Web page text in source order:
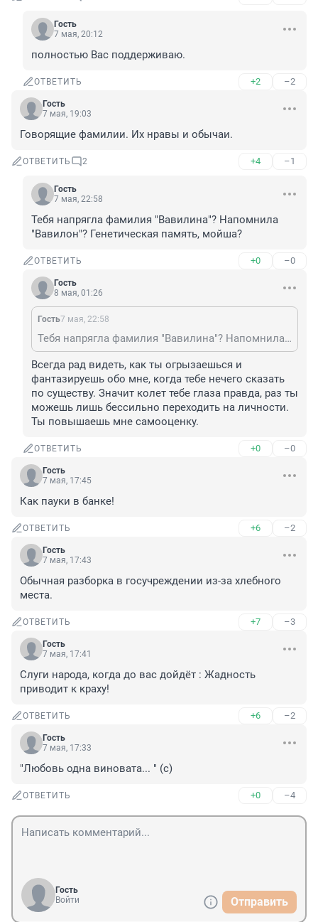
Гость
7 мая, 20:12
полностью Вас поддерживаю.
ОТВЕТИТЬ +2 –2
Гость
7 мая, 19:03
Говорящие фамилии. Их нравы и обычаи.
ОТВЕТИТЬ 2 +4 –1
Гость
7 мая, 22:58
Тебя напрягла фамилия "Вавилина"? Напомнила
"Вавилон"? Генетическая память, мойша?
ОТВЕТИТЬ +0 –0
Гость
8 мая, 01:26
Гость7 мая, 22:58
Тебя напрягла фамилия "Вавилина"? Напомнила "Вавилон"? Генетическая память, мойша?
Всегда рад видеть, как ты огрызаешься и
фантазируешь обо мне, когда тебе нечего сказать
по существу. Значит колет тебе глаза правда, раз ты
можешь лишь бессильно переходить на личности.
Ты повышаешь мне самооценку.
ОТВЕТИТЬ +0 –0
Гость
7 мая, 17:45
Как пауки в банке!
ОТВЕТИТЬ +6 –2
Гость
7 мая, 17:43
Обычная разборка в госучреждении из-за хлебного
места.
ОТВЕТИТЬ +7 –3
Гость
7 мая, 17:41
Слуги народа, когда до вас дойдёт : Жадность
приводит к краху!
ОТВЕТИТЬ +6 –2
Гость
7 мая, 17:33
"Любовь одна виновата... " (с)
ОТВЕТИТЬ +0 –4
Гость
Войти
Отправить